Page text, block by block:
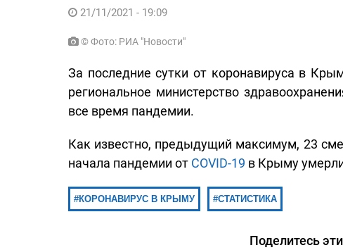
21/11/2021 - 19:09
© Фото: РИА "Новости"
За последние сутки от коронавируса в
региональное министерство
все время пандемии.
Как известно, предыдущий максимум, 23
начала пандемии от COVID-19 в Крыму
КОРОНАВИРУС В КРЫМУ СТАТИСТИКА
Поделитесь